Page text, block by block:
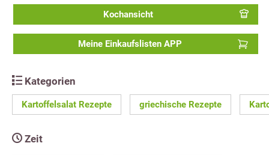
Kochansicht
Meine Einkaufslisten APP
Kategorien
Kartoffelsalat Rezepte griechische Rezepte
Zeit